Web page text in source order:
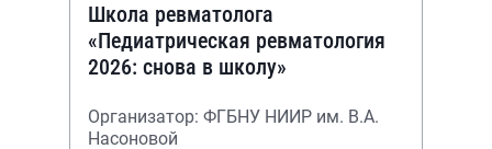
Школа ревматолога
«Педиатрическая ревматология
2026: снова в школу»
Организатор: ФГБНУ НИИР им. В.А.
Насоновой